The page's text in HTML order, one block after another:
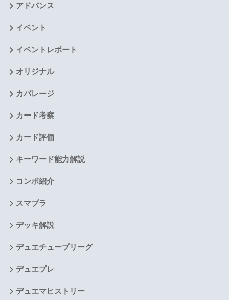
アドバンス
イベント
イベントレポート
オリジナル
カバレージ
カード考察
カード評価
キーワード能力解説
コンボ紹介
スマブラ
デッキ解説
デュエチューブリーグ
デュエプレ
デュエマヒストリー